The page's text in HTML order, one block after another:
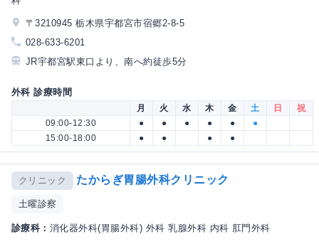
〒3210945 栃木県宇都宮市宿郷2-8-5
028-633-6201
JR宇都宮駅東口より、南へ約徒歩5分
外科 診療時間
月 火 水 木 金 土 日
祝
09:00-12:30
● ● ● ● ●
●
15:00-18:00
● ● ● ●
クリニック たからぎ胃腸外科クリニック
土曜診察
診療科： 消化器外科(胃腸外科) 外科 乳腺外科 内科 肛門外科